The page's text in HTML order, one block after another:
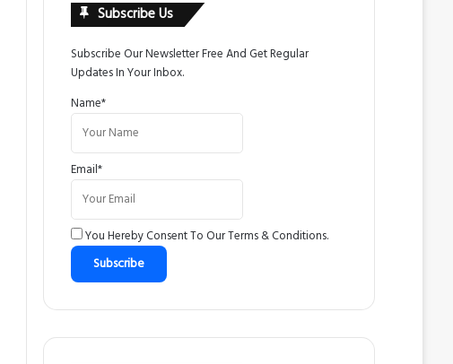
Subscribe Us
Subscribe Our Newsletter Free And Get Regular
Updates In Your Inbox.
Name*
Email*
You Hereby Consent To OurTerms & Conditions.